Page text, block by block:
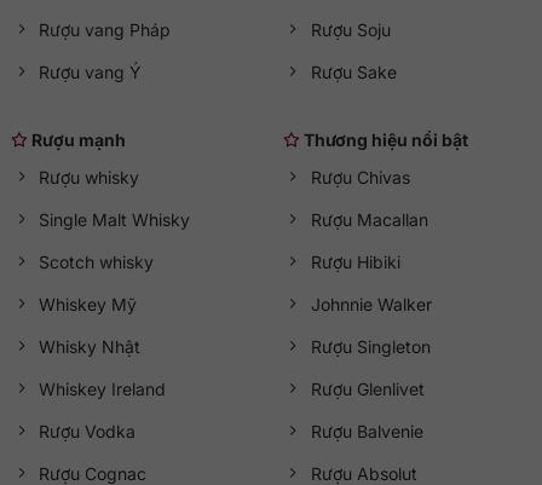
Rượu vang Pháp
Rượu vang Ý
Rượu Soju
Rượu Sake
Rượu mạnh
Rượu whisky
Single Malt Whisky
Scotch whisky
Whiskey Mỹ
Whisky Nhật
Whiskey Ireland
Rượu Vodka
Rượu Cognac
Thương hiệu nổi bật
Rượu Chivas
Rượu Macallan
Rượu Hibiki
Johnnie Walker
Rượu Singleton
Rượu Glenlivet
Rượu Balvenie
Rượu Absolut